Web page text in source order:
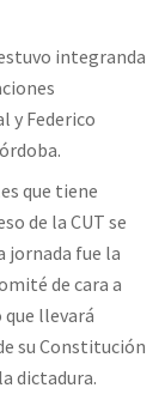
integranda
y Federico
que tiene
de la CUT se
jornada fue la
de cara a
llevará
su Constitución
dictadura.